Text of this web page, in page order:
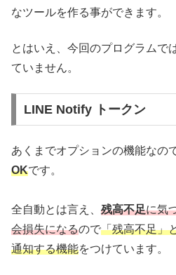
なツールを作る事ができます。
とはいえ、今回のプログラムで
ていません。
LINE Notify トークン
あくまでオプションの機能なので
OKです。
全自動とは言え、 残高不足に気
会損失になるので「残高不足」
通知する機能をつけています。